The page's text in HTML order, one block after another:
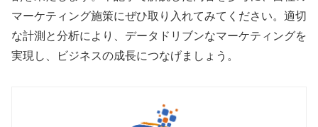
マーケティング施策にぜひ取り入れてみてください。適切
な計測と分析により、データドリブンなマーケティングを
実現し、ビジネスの成長につなげましょう。